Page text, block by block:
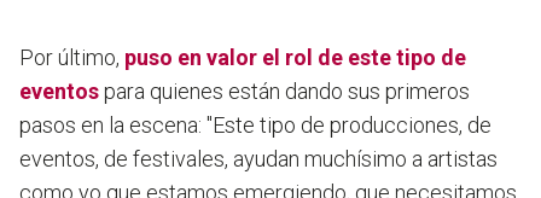
Por último, puso en valor el rol de este tipo de
eventospara quienes están dando sus primeros
pasos en la escena: "Este tipo de producciones, de
eventos, de festivales, ayudan muchísimo a artistas
como yo que estamos emergiendo, que necesitamos